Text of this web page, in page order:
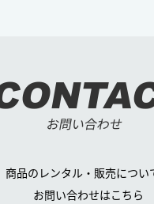
お問い合わせ
商品のレンタル・販売につい
お問い合わせはこちら